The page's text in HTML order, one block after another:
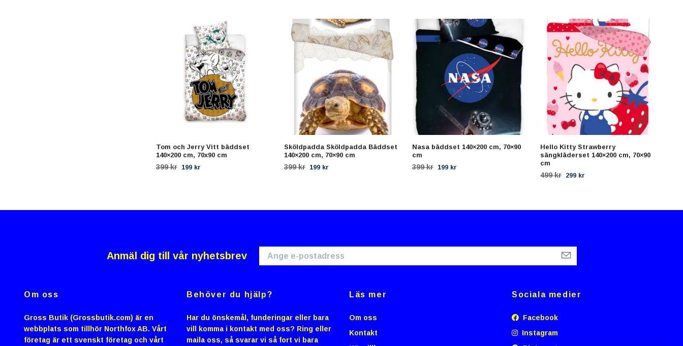
Tom och Jerry Vitt bäddset
140×200 cm, 70x90 cm
399 kr 199 kr
Sköldpadda Sköldpadda Bäddset
140×200 cm, 70×90 cm
399 kr 199 kr
Nasa bäddset 140×200 cm, 70×90
cm
399 kr 199 kr
Hello Kitty Strawberry
sängkläderset 140×200 cm, 70×90
cm
499 kr 299 kr
Anmäl dig till vår nyhetsbrev
Om oss
Gross Butik (Grossbutik.com) är en
webbplats som tillhör Northfox AB. Vårt
företag är ett svenskt företag och vårt
Behöver du hjälp?
Har du önskemål, funderingar eller bara
vill komma i kontakt med oss? Ring eller
maila oss, så svarar vi så fort vi bara
Läs mer
Om oss
Kontakt
Sociala medier
Facebook
Instagram